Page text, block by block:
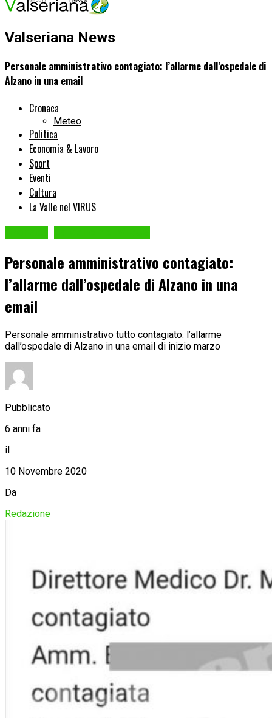
Valseriana News
Personale amministrativo contagiato: l’allarme dall’ospedale di
Alzano in una email
Cronaca
Meteo
Politica
Economia & Lavoro
Sport
Eventi
Cultura
La Valle nel VIRUS
Personale amministrativo contagiato:
l’allarme dall’ospedale di Alzano in una
email
Personale amministrativo tutto contagiato: l’allarme
dall’ospedale di Alzano in una email di inizio marzo
Pubblicato
6 anni fa
il
10 Novembre 2020
Da
Redazione